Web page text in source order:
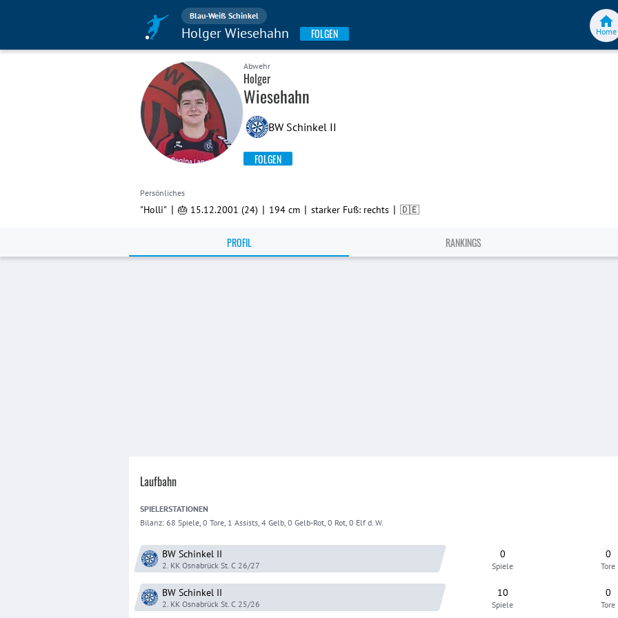
Blau-Weiß Schinkel
Holger Wiesehahn FOLGEN Home
Abwehr
Holger
Wiesehahn
BW Schinkel II
FOLGEN
Persönliches
"Holli" | 🎂 15.12.2001 (24) | 194 cm | starker Fuß: rechts | 🇩🇪
PROFIL RANKINGS
Laufbahn
SPIELERSTATIONEN
Bilanz: 68 Spiele, 0 Tore, 1 Assists, 4 Gelb, 0 Gelb-Rot, 0 Rot, 0 Elf d. W.
BW Schinkel II
2. KK Osnabrück St. C 26/27
0
Spiele
0
Tore
BW Schinkel II
2. KK Osnabrück St. C 25/26
10
Spiele
0
Tore